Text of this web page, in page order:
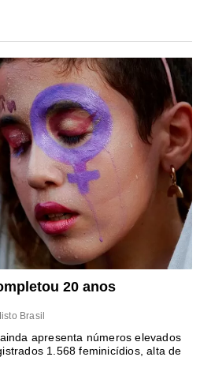
20 anos
Brasil
apresenta números elevados
1.568 feminicídios, alta de